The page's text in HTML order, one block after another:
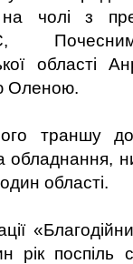
чолі з
області
Оленою.
траншу
обладнання,
області.
поспіль